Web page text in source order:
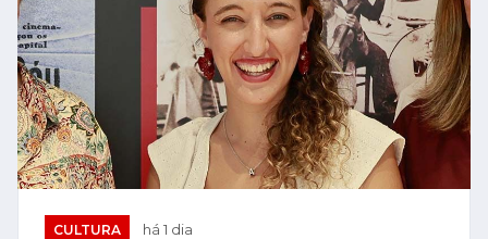
CULTURA há 1 dia